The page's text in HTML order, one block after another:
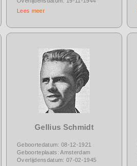
Lees meer
Gellius Schmidt
Geboortedatum: 08-12-1921
Geboorteplaats: Amsterdam
Overlijdensdatum: 07-02-1945